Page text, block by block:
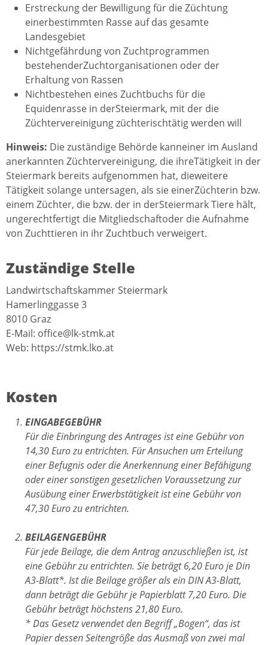
Erstreckung der Bewilligung für die Züchtung
einerbestimmten Rasse auf das gesamte
Landesgebiet
Nichtgefährdung von Zuchtprogrammen
bestehenderZuchtorganisationen oder der
Erhaltung von Rassen
Nichtbestehen eines Zuchtbuchs für die
Equidenrasse in derSteiermark, mit der die
Züchtervereinigung züchterischtätig werden will
Hinweis: Die zuständige Behörde kanneiner im Ausland
anerkannten Züchtervereinigung, die ihreTätigkeit in der
Steiermark bereits aufgenommen hat, dieweitere
Tätigkeit solange untersagen, als sie einerZüchterin bzw.
einem Züchter, die bzw. der in derSteiermark Tiere hält,
ungerechtfertigt die Mitgliedschaftoder die Aufnahme
von Zuchttieren in ihr Zuchtbuch verweigert.
Zuständige Stelle
Landwirtschaftskammer Steiermark
Hamerlinggasse 3
8010 Graz
E-Mail: office@lk-stmk.at
Web: https://stmk.lko.at
Kosten
EINGABEGEBÜHR
Für die Einbringung des Antrages ist eine Gebühr von
14,30 Euro zu entrichten. Für Ansuchen um Erteilung
einer Befugnis oder die Anerkennung einer Befähigung
oder einer sonstigen gesetzlichen Voraussetzung zur
Ausübung einer Erwerbstätigkeit ist eine Gebühr von
47,30 Euro zu entrichten.
BEILAGENGEBÜHR
Für jede Beilage, die dem Antrag anzuschließen ist, ist
eine Gebühr zu entrichten. Sie beträgt 6,20 Euro je Din
A3-Blatt*. Ist die Beilage größer als ein DIN A3-Blatt,
dann beträgt die Gebühr je Papierblatt 7,20 Euro. Die
Gebühr beträgt höchstens 21,80 Euro.
* Das Gesetz verwendet den Begriff „Bogen“, das ist
Papier dessen Seitengröße das Ausmaß von zwei mal